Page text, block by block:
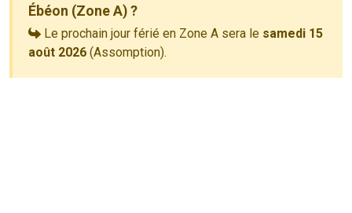
Ébéon (Zone A) ?
Le prochain jour férié en Zone A sera le samedi 15
août 2026 (Assomption).